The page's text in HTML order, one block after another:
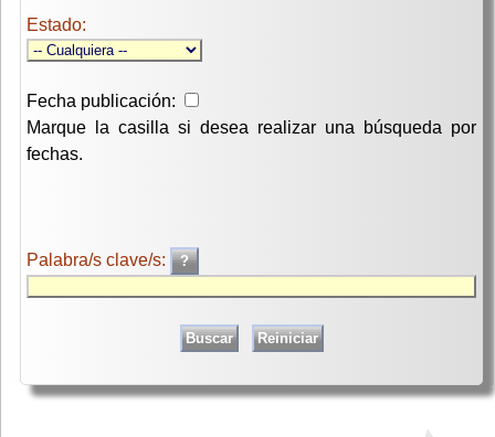
Estado:
Fecha publicación:
Marque la casilla si desea realizar una búsqueda por
fechas.
Palabra/s clave/s: